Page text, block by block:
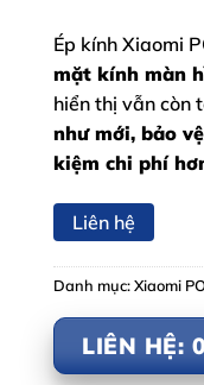
Ép kính Xiaomi
mặt kính màn
hiển thị vẫn còn
như mới, bảo
kiệm chi phí
Liên hệ
Danh mục:Xiaomi
LIÊN HỆ: